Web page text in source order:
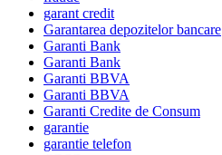
garant credit
Garantarea depozitelor bancare
Garanti Bank
Garanti Bank
Garanti BBVA
Garanti BBVA
Garanti Credite de Consum
garantie
garantie telefon